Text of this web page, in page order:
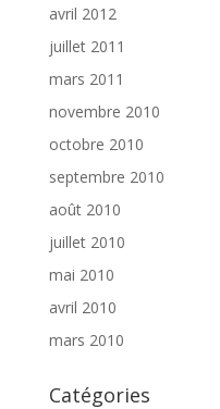
avril 2012
juillet 2011
mars 2011
novembre 2010
octobre 2010
septembre 2010
août 2010
juillet 2010
mai 2010
avril 2010
mars 2010
Catégories